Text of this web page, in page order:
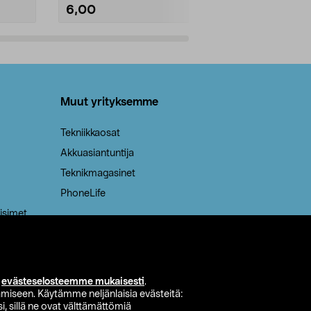
evästeselosteemme mukaisesti.
Käytämme neljänlaisia evästeitä:
sillä ne ovat välttämättömiä
6,00
Muut yrityksemme
Tekniikkaosat
Akkuasiantuntija
Teknikmagasinet
PhoneLife